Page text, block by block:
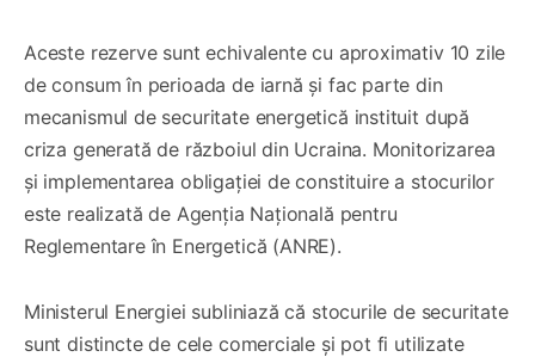
Aceste rezerve sunt echivalente cu aproximativ 10 zile
de consum în perioada de iarnă și fac parte din
mecanismul de securitate energetică instituit după
criza generată de războiul din Ucraina. Monitorizarea
și implementarea obligației de constituire a stocurilor
este realizată de Agenția Națională pentru
Reglementare în Energetică (ANRE).
Ministerul Energiei subliniază că stocurile de securitate
sunt distincte de cele comerciale și pot fi utilizate